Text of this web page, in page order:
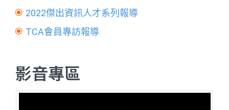
2022傑出資訊人才系列報導
TCA會員專訪報導
影音專區